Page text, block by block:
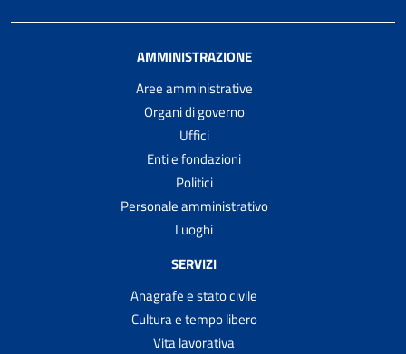
AMMINISTRAZIONE
Aree amministrative
Organi di governo
Uffici
Enti e fondazioni
Politici
Personale amministrativo
Luoghi
SERVIZI
Anagrafe e stato civile
Cultura e tempo libero
Vita lavorativa